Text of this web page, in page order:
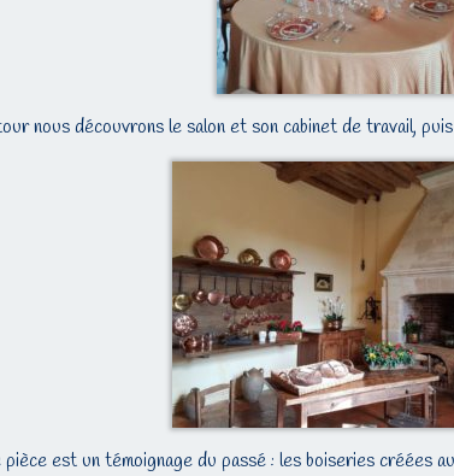
nous découvrons le salon et son cabinet de travail,
pièce est un témoignage du passé : les boiseries créées